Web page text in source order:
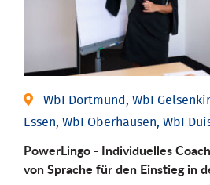
WbI Dortmund, WbI
Essen, WbI Oberhausen, WbI
PowerLingo - Individuelles
von Sprache für den Einstieg in